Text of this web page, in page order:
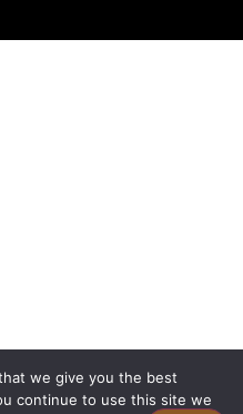
we give you the best
continue to use this site we